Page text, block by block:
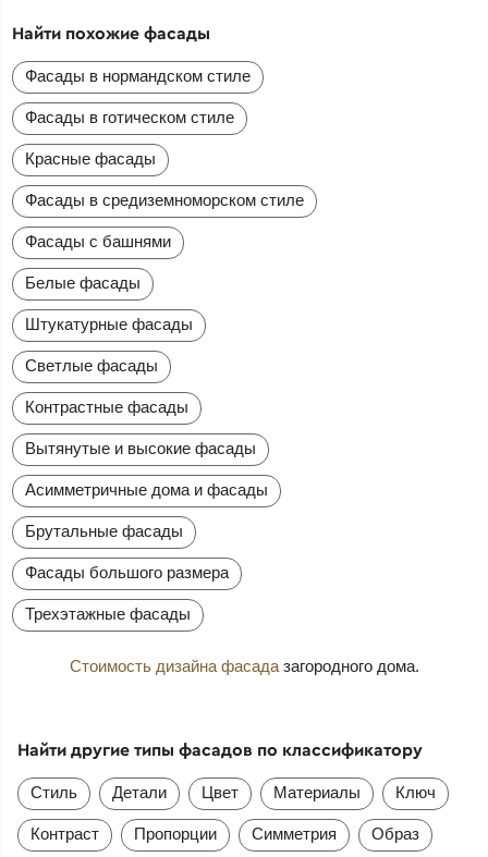
Найти похожие фасады
Фасады в нормандском стиле
Фасады в готическом стиле
Красные фасады
Фасады в средиземноморском стиле
Фасады с башнями
Белые фасады
Штукатурные фасады
Светлые фасады
Контрастные фасады
Вытянутые и высокие фасады
Асимметричные дома и фасады
Брутальные фасады
Фасады большого размера
Трехэтажные фасады
Стоимость дизайна фасадазагородного дома.
Найти другие типы фасадов по классификатору
Стиль Детали Цвет Материалы Ключ
Контраст Пропорции Симметрия Образ